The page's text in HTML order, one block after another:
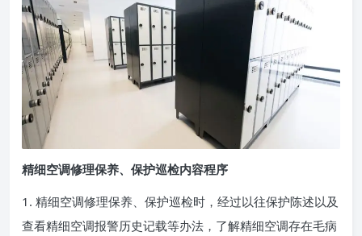
精细空调修理保养、保护巡检内容程序
1. 精细空调修理保养、保护巡检时，经过以往保护陈述以及
查看精细空调报警历史记载等办法，了解精细空调存在毛病